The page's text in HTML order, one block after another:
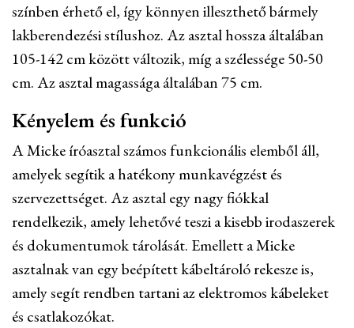
színben érhető el, így könnyen illeszthető bármely
lakberendezési stílushoz. Az asztal hossza általában
105-142 cm között változik, míg a szélessége 50-50
cm. Az asztal magassága általában 75 cm.
Kényelem és funkció
A Micke íróasztal számos funkcionális elemből áll,
amelyek segítik a hatékony munkavégzést és
szervezettséget. Az asztal egy nagy fiókkal
rendelkezik, amely lehetővé teszi a kisebb irodaszerek
és dokumentumok tárolását. Emellett a Micke
asztalnak van egy beépített kábeltároló rekesze is,
amely segít rendben tartani az elektromos kábeleket
és csatlakozókat.